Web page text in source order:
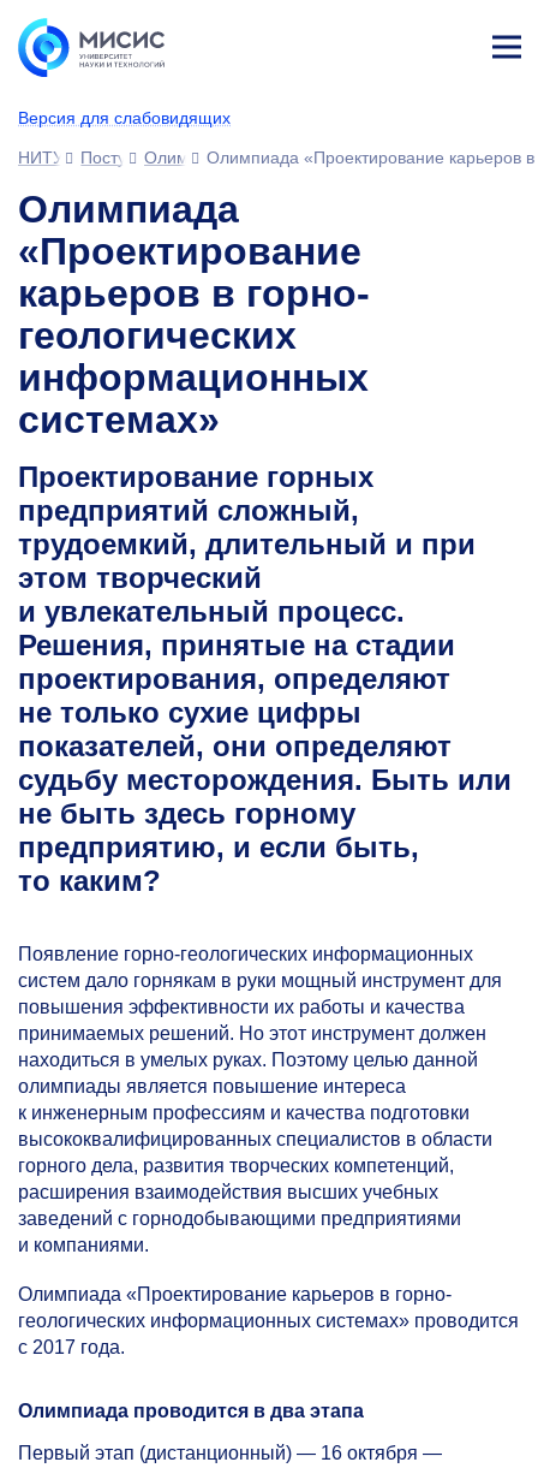
Версия для слабовидящих
ине
НИТУ МИСИСПоступающимОлимпиады и конкурсы для студентов
Олимпиада «Проектирование карьеров
Олимпиада
«Проектирование
карьеров в горно-
геологических
информационных
системах»
Проектирование горных
предприятий сложный,
трудоемкий, длительный и при
этом творческий
и увлекательный процесс.
Решения, принятые на стадии
проектирования, определяют
не только сухие цифры
показателей, они определяют
судьбу месторождения. Быть или
не быть здесь горному
предприятию, и если быть,
то каким?
Появление горно-геологических информационных
систем дало горнякам в руки мощный инструмент для
повышения эффективности их работы и качества
принимаемых решений. Но этот инструмент должен
находиться в умелых руках. Поэтому целью данной
олимпиады является повышение интереса
к инженерным профессиям и качества подготовки
высококвалифицированных специалистов в области
горного дела, развития творческих компетенций,
расширения взаимодействия высших учебных
заведений с горнодобывающими предприятиями
и компаниями.
Олимпиада «Проектирование карьеров в горно-
геологических информационных системах» проводится
с 2017 года.
Олимпиада проводится в два этапа
Первый этап (дистанционный) — 16 октября —